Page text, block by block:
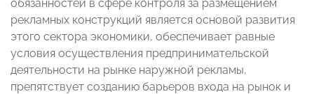
обязанностей в сфере контроля за размещением
рекламных конструкций является основой развития
этого сектора экономики, обеспечивает равные
условия осуществления предпринимательской
деятельности на рынке наружной рекламы,
препятствует созданию барьеров входа на рынок и